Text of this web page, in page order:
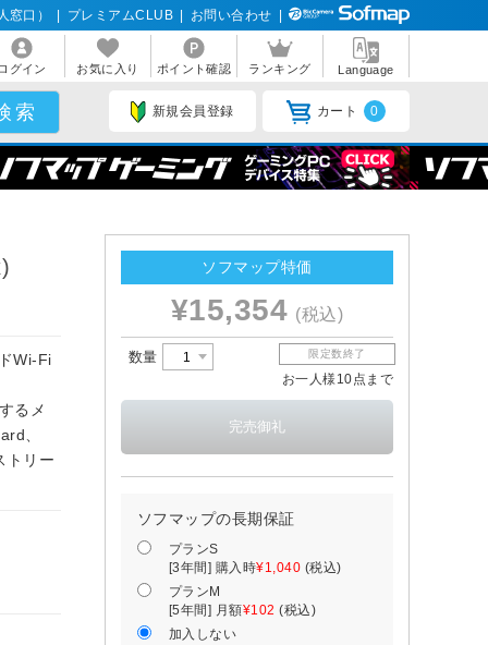
窓口） プレミアムCLUB お問い合わせ
グイン お気に入り ポイント確認 ランキング Language
新規会員登録 カート 0
Wi-Fi
るメ
、
トリー
ソフマップ特価
¥15,354 (税込)
数量 限定数終了
お一人様10点まで
ソフマップの長期保証
プランS
[3年間] 購入時¥1,040 (税込)
プランM
[5年間] 月額¥102 (税込)
加入しない